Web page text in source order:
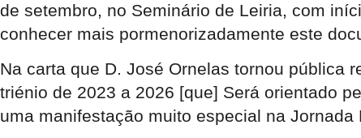
de setembro, no Seminário de Leiria, com
conhecer mais pormenorizadamente este
Na carta que D. José Ornelas tornou pública
triénio de 2023 a 2026 [que] Será orientado
uma manifestação muito especial na